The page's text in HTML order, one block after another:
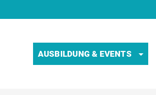
AUSBILDUNG & EVENTS